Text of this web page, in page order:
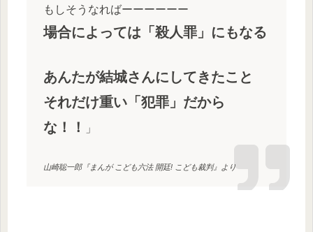
もしそうなればーーーーーー
場合によっては「殺人罪」にもなる
あんたが結城さんにしてきたこと
それだけ重い「犯罪」だから
な！！
」
山崎聡一郎『まんが こども六法 開廷! こども裁判』より